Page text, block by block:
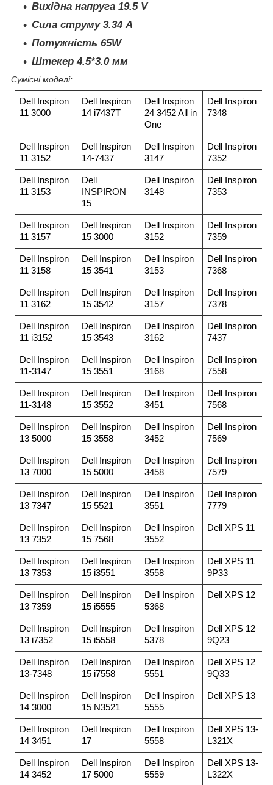
Вихідна напруга 19.5 V
Сила струму 3.34 A
Потужність 65W
Штекер 4.5*3.0 мм
Сумісні моделі:
Dell Inspiron
11 3000
Dell Inspiron
14 i7437T
Dell Inspiron
24 3452 All in
One
Dell Inspiron
7348
Dell Inspiron
11 3152
Dell Inspiron
14-7437
Dell Inspiron
3147
Dell Inspiron
7352
Dell Inspiron
11 3153
Dell
INSPIRON
15
Dell Inspiron
3148
Dell Inspiron
7353
Dell Inspiron
11 3157
Dell Inspiron
15 3000
Dell Inspiron
3152
Dell Inspiron
7359
Dell Inspiron
11 3158
Dell Inspiron
15 3541
Dell Inspiron
3153
Dell Inspiron
7368
Dell Inspiron
11 3162
Dell Inspiron
15 3542
Dell Inspiron
3157
Dell Inspiron
7378
Dell Inspiron
11 i3152
Dell Inspiron
15 3543
Dell Inspiron
3162
Dell Inspiron
7437
Dell Inspiron
11-3147
Dell Inspiron
15 3551
Dell Inspiron
3168
Dell Inspiron
7558
Dell Inspiron
11-3148
Dell Inspiron
15 3552
Dell Inspiron
3451
Dell Inspiron
7568
Dell Inspiron
13 5000
Dell Inspiron
15 3558
Dell Inspiron
3452
Dell Inspiron
7569
Dell Inspiron
13 7000
Dell Inspiron
15 5000
Dell Inspiron
3458
Dell Inspiron
7579
Dell Inspiron
13 7347
Dell Inspiron
15 5521
Dell Inspiron
3551
Dell Inspiron
7779
Dell Inspiron
13 7352
Dell Inspiron
15 7568
Dell Inspiron
3552
Dell XPS 11
Dell Inspiron
13 7353
Dell Inspiron
15 i3551
Dell Inspiron
3558
Dell XPS 11
9P33
Dell Inspiron
13 7359
Dell Inspiron
15 i5555
Dell Inspiron
5368
Dell XPS 12
Dell Inspiron
13 i7352
Dell Inspiron
15 i5558
Dell Inspiron
5378
Dell XPS 12
9Q23
Dell Inspiron
13-7348
Dell Inspiron
15 i7558
Dell Inspiron
5551
Dell XPS 12
9Q33
Dell Inspiron
14 3000
Dell Inspiron
15 N3521
Dell Inspiron
5555
Dell XPS 13
Dell Inspiron
14 3451
Dell Inspiron
17
Dell Inspiron
5558
Dell XPS 13-
L321X
Dell Inspiron
14 3452
Dell Inspiron
17 5000
Dell Inspiron
5559
Dell XPS 13-
L322X